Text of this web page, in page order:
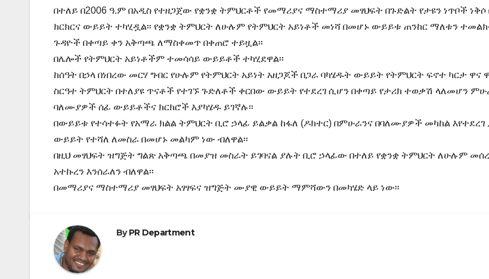
በተለይ በ2006 ዓ.ም በአዲስ የተዘጋጀው የቋንቋ ትምህርቶች የመማሪያና ማስተማሪያ መፃህፍት በጉድልት የታዩን ነጥቦች
ክርክርና ውይይት ተካሂዷል፡፡ የቋንቋ ትምህርት ለሁሉም የትምህርት አይነቶች መነሻ በመሆኑ ውይይቱ ጠንከር ማለቱን
ጉዳዮች በቀጣይ ቀን አቅጣጫ ለማስቀመጥ በቀጠሮ ተይዟል፡፡
በሌሎች የትምህርት አይነቶችም ተመሳሳይ ውይይቶች ተካሂደዋል፡፡
ከሰዓት በኃላ በነበረው መርሃ ግብር የሁሉም የትምህርት አይነት አዘጋጆች በጋራ ባካሄዱት ውይይት የትምህርት ፍኖተ ካርታ ዋና
ስርዓተ ትምህርት በተለያዩ ጥናቶች የተገኙ ጉድለቶች ቀርበው ውይይት የተደረገ ሲሆን በቀጣይ የታሪክ ተወቃሽ ላለመሆን
ባለሙያዎች ሰፊ ውይይቶችና ክርክሮች እያካሄዱ ይገኛሉ፡፡
በውይይቱ የተሳተፉት የአማራ ክልል ትምህርት ቢሮ ኃላፊ ይልቃል ከፋለ (ዶክተር) በምሁራንና በባለሙያዎች መካከል እየተደረገ
ውይይት የተሻለ ለመስራ በመሆኑ መልካም ነው ብለዋል፡፡
በዚህ መፃህፍት ዝግጅት ግልጽ አቅጣጫ በመያዝ መስራት ይገባናል ያሉት ቢሮ ኃላፊው በተለይ የቋንቋ ትምህርት ለሁሉም
አተኩረን እንሰራለን ብለዋል፡፡
በመማሪያና ማስተማሪያ መፃህፍት አፃፃፍና ዝግጅት ሙያዊ ውይይት ማምሻውን በመካሄድ ላይ ነው፡፡
ByPR Department